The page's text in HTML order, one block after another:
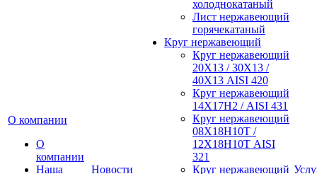
О компании
О
компании
Наша
Новости
холоднокатаный
Лист нержавеющий
горячекатаный
Круг нержавеющий
Круг нержавеющий
20Х13 / 30Х13 /
40Х13 AISI 420
Круг нержавеющий
14Х17Н2 / AISI 431
Круг нержавеющий
08Х18Н10Т /
12Х18Н10Т AISI
321
Круг нержавеющий